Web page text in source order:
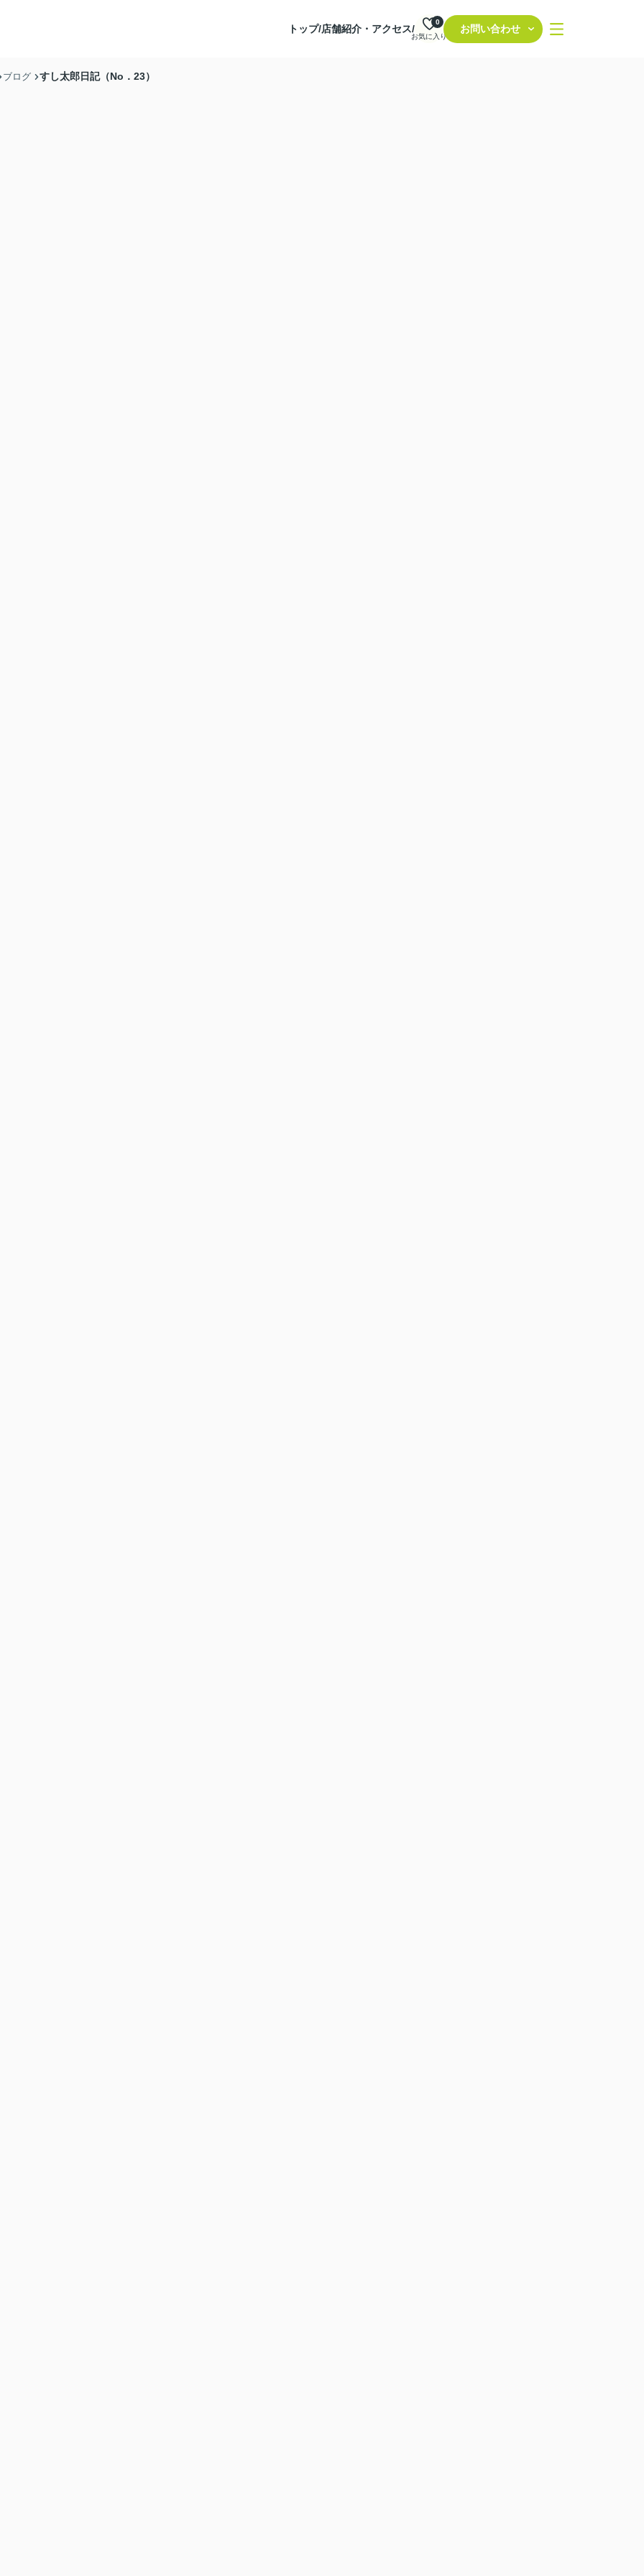
トップ/店舗紹介・アクセス/
お気に入り
0
お問い合わせ
ブログ すし太郎日記（No．23）